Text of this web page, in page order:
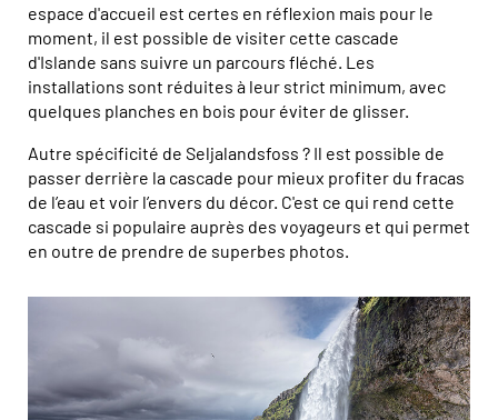
espace d'accueil est certes en réflexion mais pour le
moment, il est possible de visiter cette cascade
d'Islande sans suivre un parcours fléché. Les
installations sont réduites à leur strict minimum, avec
quelques planches en bois pour éviter de glisser.
Autre spécificité de Seljalandsfoss ? Il est possible de
passer derrière la cascade pour mieux profiter du fracas
de l’eau et voir l’envers du décor. C'est ce qui rend cette
cascade si populaire auprès des voyageurs et qui permet
en outre de prendre de superbes photos.